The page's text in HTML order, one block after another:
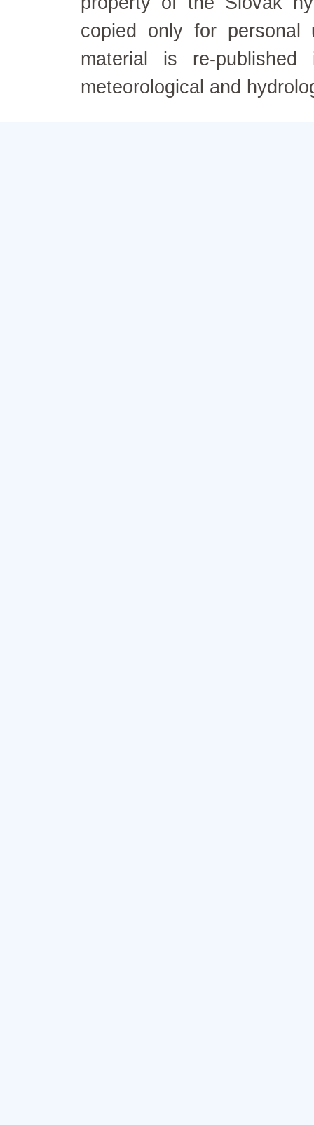
copied only for personal
material is re-
meteorological and